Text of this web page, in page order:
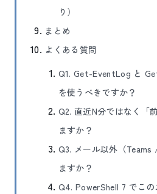
り）
まとめ
よくある質問
Q1. Get-EventLog と
を使うべきですか？
Q2. 直近N分ではなく「
ますか？
Q3. メール以外（
ますか？
Q4. PowerShell 7 でこ